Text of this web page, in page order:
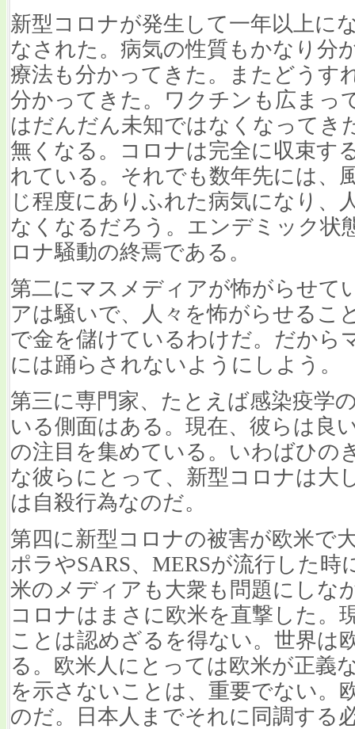
新型コロナが発生して一年以上に
なされた。病気の性質もかなり分
療法も分かってきた。またどうす
分かってきた。ワクチンも広まっ
はだんだん未知ではなくなってき
無くなる。コロナは完全に収束す
れている。それでも数年先には、
じ程度にありふれた病気になり、
なくなるだろう。エンデミック状
ロナ騒動の終焉である。
第二にマスメディアが怖がらせて
アは騒いで、人々を怖がらせるこ
で金を儲けているわけだ。だから
には踊らされないようにしよう。
第三に専門家、たとえば感染疫学
いる側面はある。現在、彼らは良
の注目を集めている。いわばひの
な彼らにとって、新型コロナは大
は自殺行為なのだ。
第四に新型コロナの被害が欧米で
ポラやSARS、MERSが流行した
米のメディアも大衆も問題にしな
コロナはまさに欧米を直撃した。
ことは認めざるを得ない。世界は
る。欧米人にとっては欧米が正義
を示さないことは、重要でない。
のだ。日本人までそれに同調する